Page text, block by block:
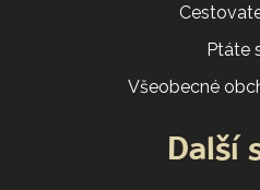
Ptáte
Všeobecné
Další